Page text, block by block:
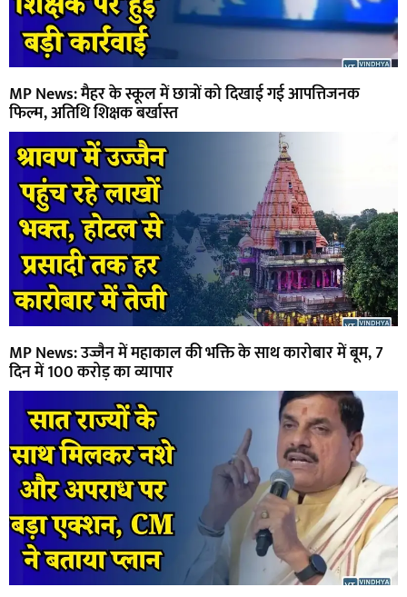
MP News: मैहर के स्कूल में छात्रों को दिखाई गई आपत्तिजनक
फिल्म, अतिथि शिक्षक बर्खास्त
MP News: उज्जैन में महाकाल की भक्ति के साथ कारोबार में बूम, 7
दिन में 100 करोड़ का व्यापार